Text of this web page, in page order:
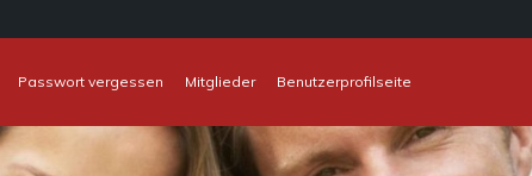
Passwort vergessen Mitglieder
Benutzerprofilseite